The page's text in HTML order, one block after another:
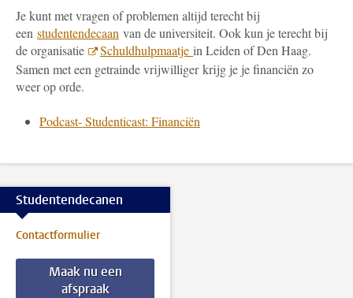
Je kunt met vragen of problemen altijd terecht bij
een studentendecaan van de universiteit. Ook kun je terecht bij
de organisatie
Schuldhulpmaatje in Leiden of Den Haag.
Samen met een getrainde vrijwilliger krijg je je financiën zo
weer op orde.
Podcast- Studenticast: Financiën
Studentendecanen
Contactformulier
Maak nu een
afspraak